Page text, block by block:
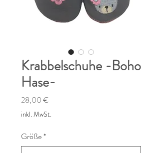
Krabbelschuhe -Boho
Hase-
28,00 €
inkl. MwSt.
Größe*